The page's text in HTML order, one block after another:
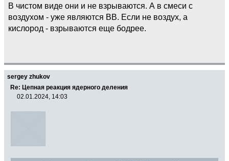
В чистом виде они и не взрываются. А в смеси с
воздухом - уже являются ВВ. Если не воздух, а
кислород - взрываются еще бодрее.
sergey zhukov
Re: Цепная реакция ядерного деления
02.01.2024, 14:03